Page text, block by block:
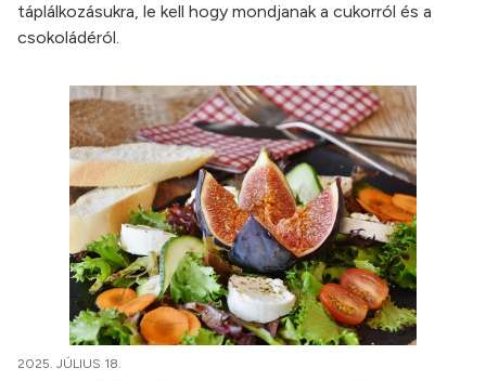
táplálkozásukra, le kell hogy mondjanak a cukorról és a
csokoládéról.
2025. JÚLIUS 18.